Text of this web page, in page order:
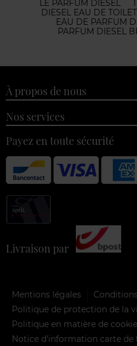
LE PARFUM DIESEL
DIESEL EAU DE
EAU DE PARFUM
PARFUM DIESEL
À propos de nous
Nos services
Payez en toute sécurité
Livraison par
Mentions légales
Politique de protection de la
Politique en matière de
Notice d'information carte de